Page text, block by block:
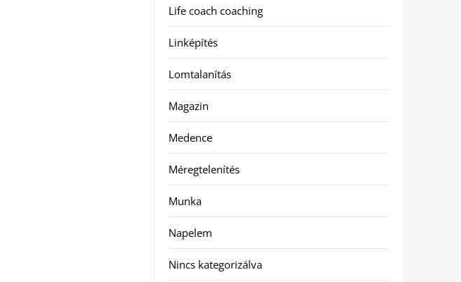
Life coach coaching
Linképítés
Lomtalanítás
Magazin
Medence
Méregtelenítés
Munka
Napelem
Nincs kategorizálva